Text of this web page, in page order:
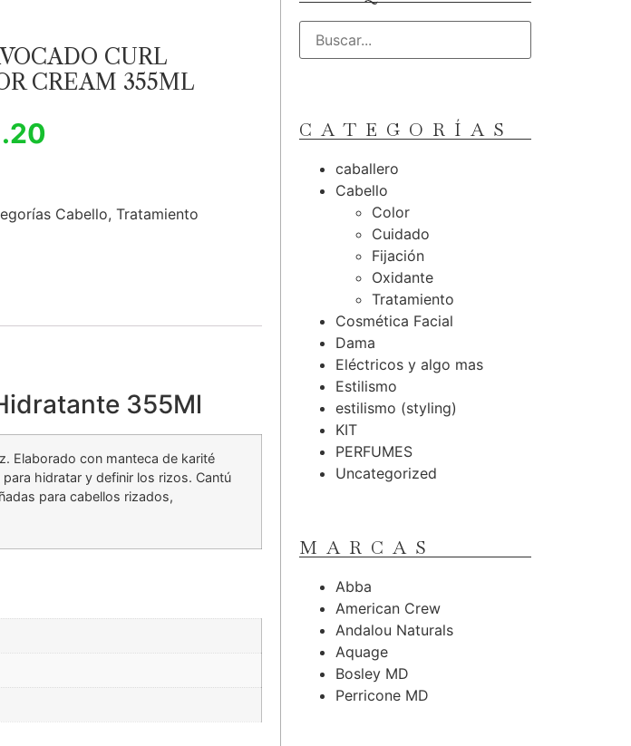
CURL
CREAM 355ML
Cabello, Tratamiento
355Ml
Elaborado con manteca de karité
hidratar y definir los rizos. Cantú
para cabellos rizados,
CATEGORÍAS
caballero
Cabello
Color
Cuidado
Fijación
Oxidante
Tratamiento
Cosmética Facial
Dama
Eléctricos y algo mas
Estilismo
estilismo (styling)
KIT
PERFUMES
Uncategorized
MARCAS
Abba
American Crew
Andalou Naturals
Aquage
Bosley MD
Perricone MD